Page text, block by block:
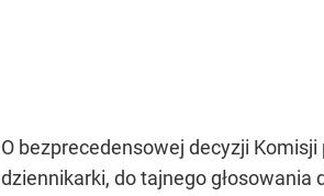
O bezprecedensowej decyzji Komisji
dziennikarki, do tajnego głosowania